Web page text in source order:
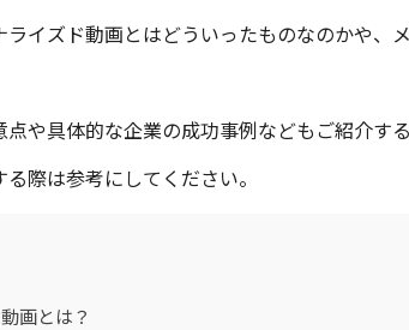
ライズド動画とはどういったものなのかや、
や具体的な企業の成功事例などもご紹介す
際は参考にしてください。
画とは？